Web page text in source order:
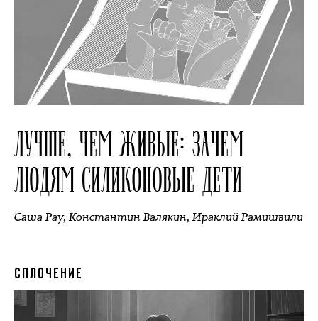
ЛУЧШЕ, ЧЕМ ЖИВЫЕ: ЗАЧЕМ
ЛЮДЯМ СИЛИКОНОВЫЕ ДЕТИ
Саша Рау,Константин Валякин,Ираклий Рамишвили
СПЛОЧЕНИЕ